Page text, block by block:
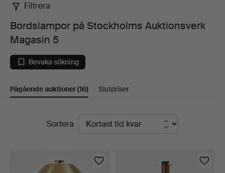
Bordslampor
på
Stockholms
Auktionsverk
Filtrera
Bordslampor på Stockholms Auktionsverk
Magasin 5
Bevaka sökning
Pågående auktioner(16) Slutpriser
PågåendeSortera